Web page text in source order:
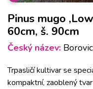
Pinus mugo
60cm, š. 90cm
Český název:
Trpasličí kultivar se
kompaktní, zaoblený